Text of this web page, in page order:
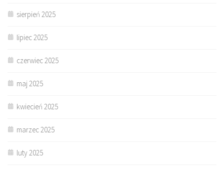
sierpień 2025
lipiec 2025
czerwiec 2025
maj 2025
kwiecień 2025
marzec 2025
luty 2025